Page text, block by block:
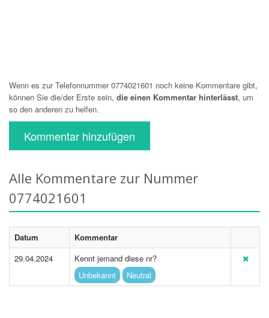
Wenn es zur Telefonnummer 0774021601 noch keine Kommentare gibt,
können Sie die/der Erste sein, die einen Kommentar hinterlässt, um
so den anderen zu helfen.
Kommentar hinzufügen
Alle Kommentare zur Nummer
0774021601
Datum
Kommentar
29.04.2024
Kennt jemand diese nr?
Unbekannt
Neutral